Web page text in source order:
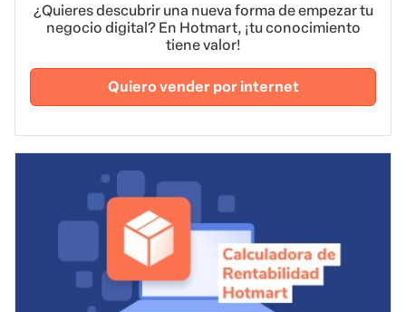
¿Quieres descubrir una nueva forma de empezar tu
negocio digital? En Hotmart, ¡tu conocimiento
tiene valor!
Quiero vender por internet